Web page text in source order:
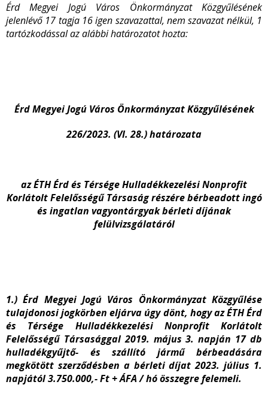
Érd Megyei Jogú Város Önkormányzat Közgyűlésének
jelenlévő 17 tagja 16 igen szavazattal, nem szavazat nélkül, 1
tartózkodással az alábbi határozatot hozta:
Érd Megyei Jogú Város Önkormányzat Közgyűlésének
226/2023. (VI. 28.) határozata
az ÉTH Érd és Térsége Hulladékkezelési Nonprofit
Korlátolt Felelősségű Társaság részére bérbeadott ingó
és ingatlan vagyontárgyak bérleti díjának
felülvizsgálatáról
1.) Érd Megyei Jogú Város Önkormányzat Közgyűlése
tulajdonosi jogkörben eljárva úgy dönt, hogy az ÉTH Érd
és Térsége Hulladékkezelési Nonprofit Korlátolt
Felelősségű Társasággal 2019. május 3. napján 17 db
hulladékgyűjtő- és szállító jármű bérbeadására
megkötött szerződésben a bérleti díjat 2023. július 1.
napjától 3.750.000,- Ft + ÁFA / hó összegre felemeli.